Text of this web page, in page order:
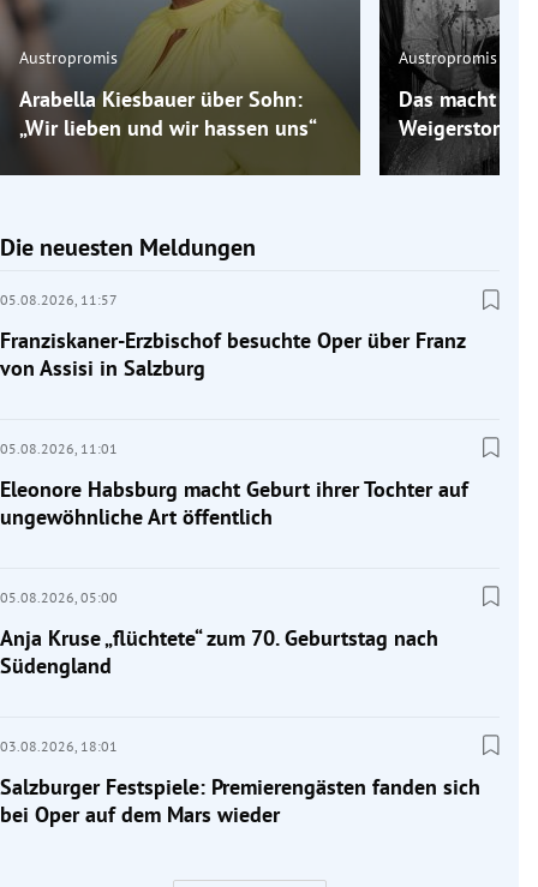
Austropromis
Arabella Kiesbauer über Sohn:
„Wir lieben und wir hassen uns“
Austropromis
Das macht
Weigerstorfer
Die neuesten Meldungen
05.08.2026, 11:57
Franziskaner-Erzbischof besuchte Oper über Franz
von Assisi in Salzburg
05.08.2026, 11:01
Eleonore Habsburg macht Geburt ihrer Tochter auf
ungewöhnliche Art öffentlich
05.08.2026, 05:00
Anja Kruse „flüchtete“ zum 70. Geburtstag nach
Südengland
03.08.2026, 18:01
Salzburger Festspiele: Premierengästen fanden sich
bei Oper auf dem Mars wieder